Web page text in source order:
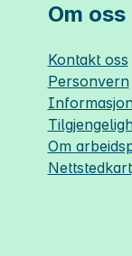
Om oss
Kontakt oss
Personvern
Om
Nettstedkart